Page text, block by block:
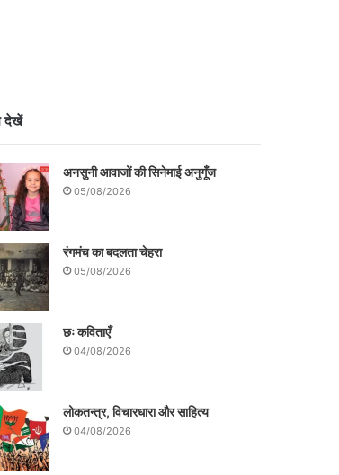
देखें
अनसुनी आवाजों की सिनेमाई अनुगूँज
05/08/2026
रंगमंच का बदलता चेहरा
05/08/2026
छः कविताएँ
04/08/2026
लोकतन्त्र, विचारधारा और साहित्य
04/08/2026